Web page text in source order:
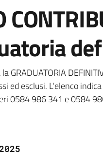
GRADUATORIA
ed esclusi. L'elenco
0584 986 341 e 0584